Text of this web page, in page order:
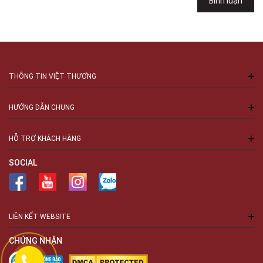
THÔNG TIN VIỆT THƯƠNG
HƯỚNG DẪN CHUNG
HỖ TRỢ KHÁCH HÀNG
SOCIAL
LIÊN KẾT WEBSITE
CHỨNG NHẬN